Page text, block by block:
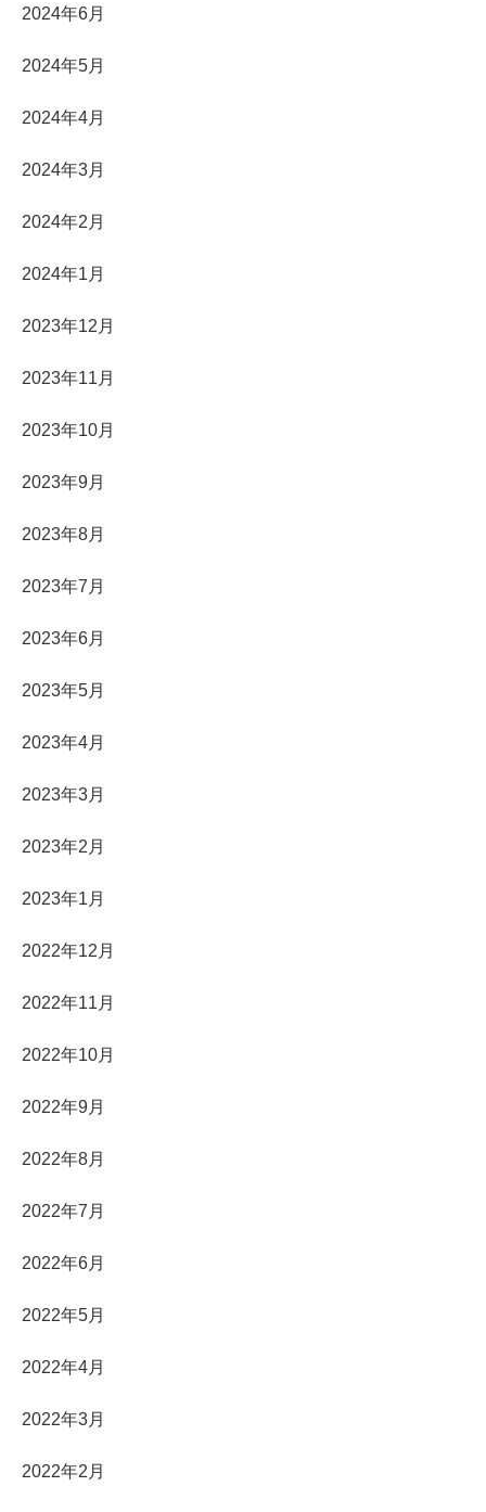
2024年6月
2024年5月
2024年4月
2024年3月
2024年2月
2024年1月
2023年12月
2023年11月
2023年10月
2023年9月
2023年8月
2023年7月
2023年6月
2023年5月
2023年4月
2023年3月
2023年2月
2023年1月
2022年12月
2022年11月
2022年10月
2022年9月
2022年8月
2022年7月
2022年6月
2022年5月
2022年4月
2022年3月
2022年2月